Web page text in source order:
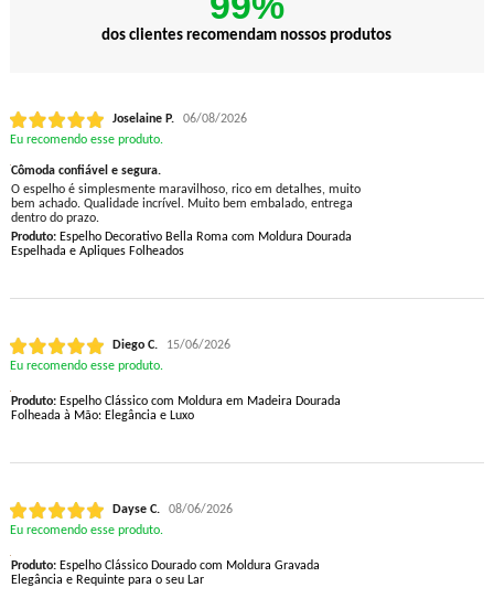
dos clientes recomendam nossos produtos
Joselaine P.
06/08/2026
Eu recomendo esse produto.
Cômoda confiável e segura.
O espelho é simplesmente maravilhoso, rico em detalhes, muito
bem achado. Qualidade incrível. Muito bem embalado, entrega
dentro do prazo.
Produto:Espelho Decorativo Bella Roma com Moldura Dourada
Espelhada e Apliques Folheados
Diego C.
15/06/2026
Eu recomendo esse produto.
Produto:Espelho Clássico com Moldura em Madeira Dourada
Folheada à Mão: Elegância e Luxo
Dayse C.
08/06/2026
Eu recomendo esse produto.
Produto:Espelho Clássico Dourado com Moldura Gravada
Elegância e Requinte para o seu Lar